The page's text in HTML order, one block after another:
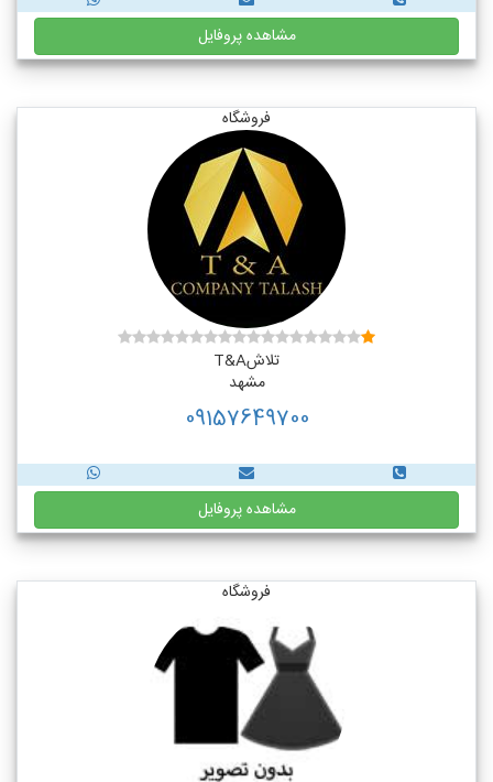
مشاهده پروفایل
فروشگاه
تلاشT&A
مشهد
09157649700
مشاهده پروفایل
فروشگاه